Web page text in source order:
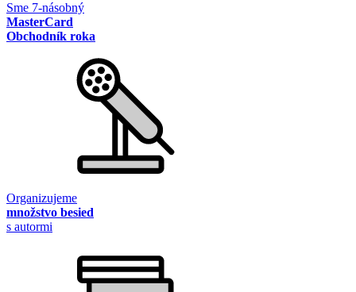
Sme 7-násobný
MasterCard
Obchodník roka
Organizujeme
množstvo besied
s autormi